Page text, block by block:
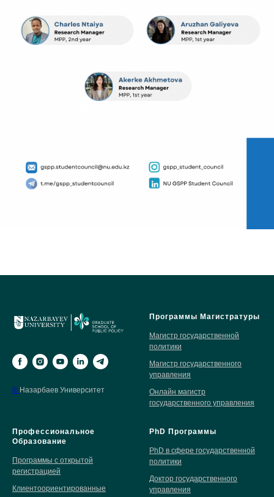
© Назарбаев Университет
Программы Магистратуры
Магистр государственной
политики
Магистр государственного
управления
Онлайн магистр
государственного управления
Профессиональное
Образование
Программы с открытой
регистрацией
Клиентоориентированные
PhD Программы
PhD в сфере государственной
политики
Доктор государственного
управления